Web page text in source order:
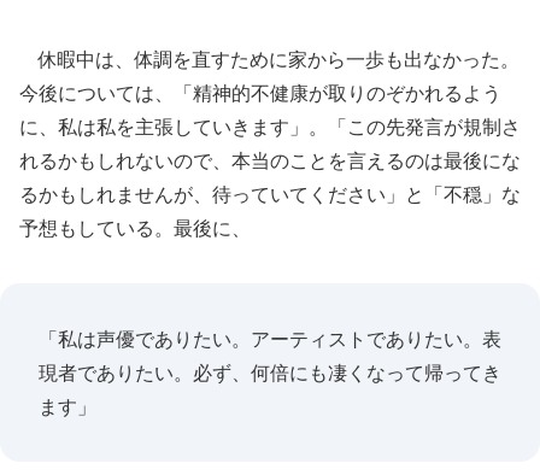
休暇中は、体調を直すために家から一歩も出なかった。
今後については、「精神的不健康が取りのぞかれるよう
に、私は私を主張していきます」。「この先発言が規制さ
れるかもしれないので、本当のことを言えるのは最後にな
るかもしれませんが、待っていてください」と「不穏」な
予想もしている。最後に、
「私は声優でありたい。アーティストでありたい。表
現者でありたい。必ず、何倍にも凄くなって帰ってき
ます」